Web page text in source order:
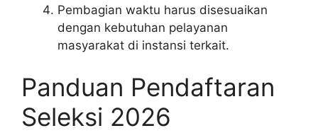
Pembagian waktu harus disesuaikan
dengan kebutuhan pelayanan
masyarakat di instansi terkait.
Panduan Pendaftaran
Seleksi 2026